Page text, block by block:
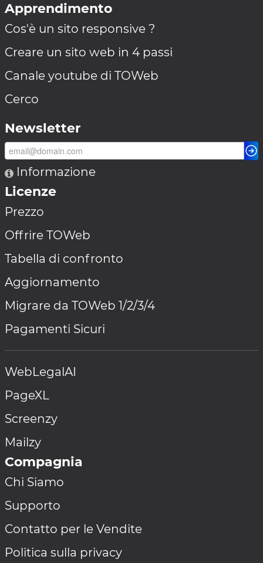
Apprendimento
Cos'è un sito responsive ?
Creare un sito web in 4 passi
Canale youtube di TOWeb
Cerco
Newsletter
Informazione
Licenze
Prezzo
Offrire TOWeb
Tabella di confronto
Aggiornamento
Migrare da TOWeb 1/2/3/4
Pagamenti Sicuri
WebLegalAI
PageXL
Screenzy
Mailzy
Compagnia
Chi Siamo
Supporto
Contatto per le Vendite
Politica sulla privacy